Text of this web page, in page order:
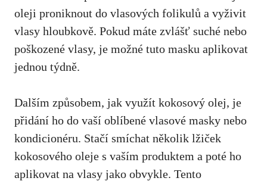
oleji proniknout do vlasových folikulů a vyživit
vlasy hloubkově. Pokud máte zvlášť suché nebo
poškozené vlasy, je možné tuto masku aplikovat
jednou týdně.
Dalším způsobem, jak využít kokosový olej, je
přidání ho do vaší oblíbené vlasové masky nebo
kondicionéru. Stačí smíchat několik lžiček
kokosového oleje s vaším produktem a poté ho
aplikovat na vlasy jako obvykle. Tento